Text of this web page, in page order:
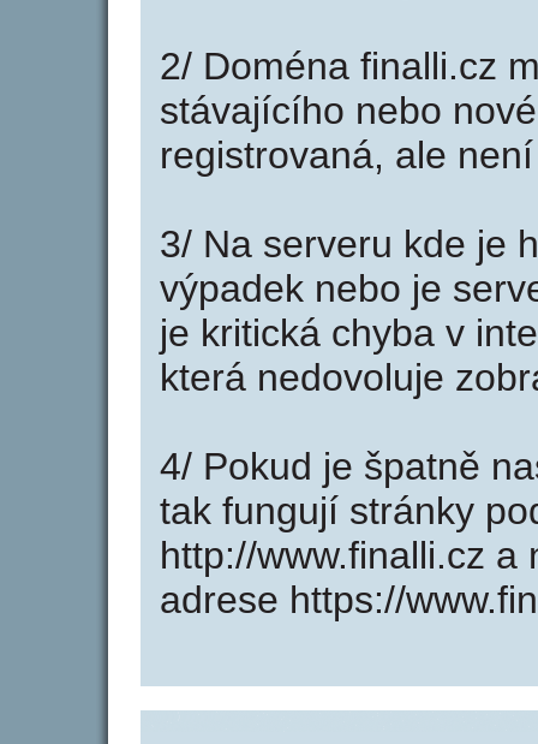
2/ Doména finalli.cz
stávajícího nebo
registrovaná, ale
3/ Na serveru kde je
výpadek nebo je
je kritická chyba v
která nedovoluje
4/ Pokud je špatně
tak fungují stránky
http://www.finalli.cz a
adrese https://